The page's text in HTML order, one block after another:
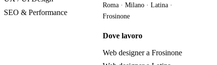
SEO & Performance
Roma · Milano · Latina ·
Frosinone
Dove lavoro
Web designer a Frosinone